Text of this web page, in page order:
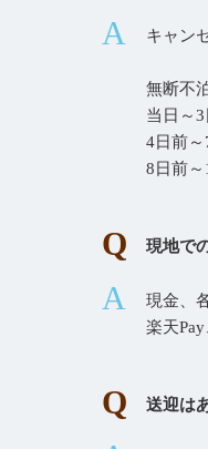
キャン
無断不
当日～
4日前～
8日前～
現地で
現金、
楽天
送迎は